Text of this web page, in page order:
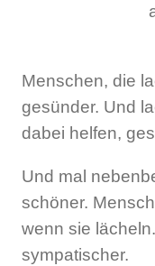
Menschen, die
gesünder. Und
dabei helfen,
Und mal
schöner.
wenn sie
sympatischer.